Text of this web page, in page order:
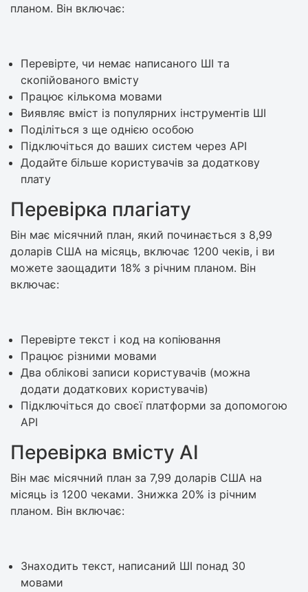
планом. Він включає:
Перевірте, чи немає написаного ШІ та
скопійованого вмісту
Працює кількома мовами
Виявляє вміст із популярних інструментів ШІ
Поділіться з ще однією особою
Підключіться до ваших систем через API
Додайте більше користувачів за додаткову
плату
Перевірка плагіату
Він має місячний план, який починається з 8,99
доларів США на місяць, включає 1200 чеків, і ви
можете заощадити 18% з річним планом. Він
включає:
Перевірте текст і код на копіювання
Працює різними мовами
Два облікові записи користувачів (можна
додати додаткових користувачів)
Підключіться до своєї платформи за допомогою
API
Перевірка вмісту AI
Він має місячний план за 7,99 доларів США на
місяць із 1200 чеками. Знижка 20% із річним
планом. Він включає:
Знаходить текст, написаний ШІ понад 30
мовами